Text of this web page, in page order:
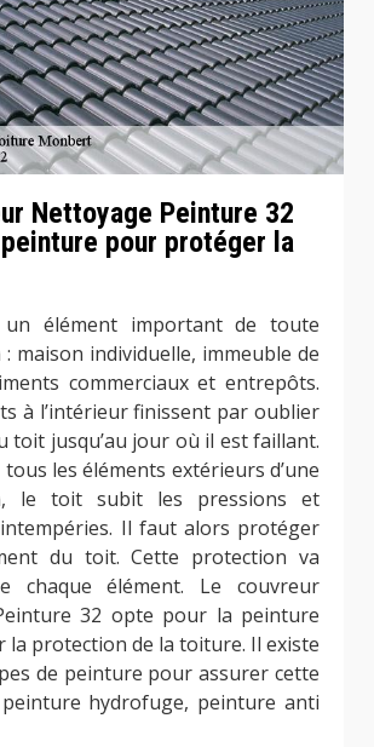
Nettoyage Peinture 32
pour protéger la
élément important de toute
maison individuelle, immeuble de
commerciaux et entrepôts.
à l’intérieur finissent par oublier
toit jusqu’au jour où il est faillant.
les éléments extérieurs d’une
le toit subit les pressions et
Il faut alors protéger
du toit. Cette protection va
chaque élément. Le couvreur
32 opte pour la peinture
la protection de la toiture. Il existe
de peinture pour assurer cette
hydrofuge, peinture anti